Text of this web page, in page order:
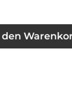
ein oder
den